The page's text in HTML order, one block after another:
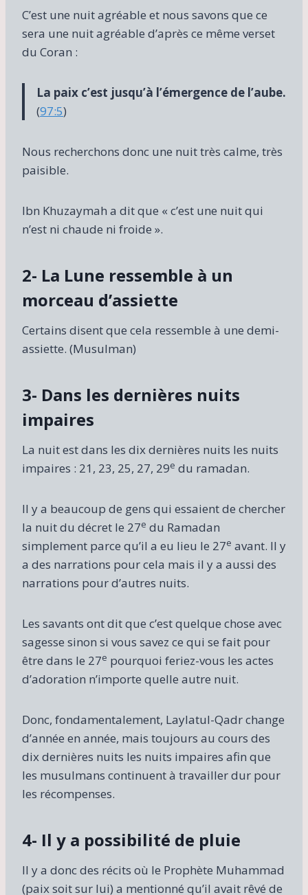
C’est une nuit agréable et nous savons que ce
sera une nuit agréable d’après ce même verset
du Coran :
La paix c’est jusqu’à l’émergence de l’aube.
(97:5)
Nous recherchons donc une nuit très calme, très
paisible.
Ibn Khuzaymah a dit que « c’est une nuit qui
n’est ni chaude ni froide ».
2- La Lune ressemble à un
morceau d’assiette
Certains disent que cela ressemble à une demi-
assiette. (Musulman)
3- Dans les dernières nuits
impaires
La nuit est dans les dix dernières nuits les nuits
impaires : 21, 23, 25, 27, 29e du ramadan.
Il y a beaucoup de gens qui essaient de chercher
la nuit du décret le 27e du Ramadan
simplement parce qu’il a eu lieu le 27e avant. Il y
a des narrations pour cela mais il y a aussi des
narrations pour d’autres nuits.
Les savants ont dit que c’est quelque chose avec
sagesse sinon si vous savez ce qui se fait pour
être dans le 27e pourquoi feriez-vous les actes
d’adoration n’importe quelle autre nuit.
Donc, fondamentalement, Laylatul-Qadr change
d’année en année, mais toujours au cours des
dix dernières nuits les nuits impaires afin que
les musulmans continuent à travailler dur pour
les récompenses.
4- Il y a possibilité de pluie
Il y a donc des récits où le Prophète Muhammad
(paix soit sur lui) a mentionné qu’il avait rêvé de